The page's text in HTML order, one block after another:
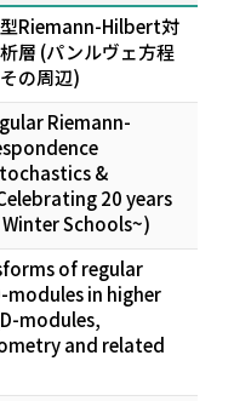
Riemann-Hilbert対
層 (パンルヴェ方程
の周辺)
Riemann-
&
20 years
Schools~)
of regular
modules in higher
modules,
and related